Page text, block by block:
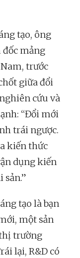
tạo, ông
đốc mảng
trước
giữa đổi
cứu và
“Đổi mới
trái ngược.
kiến thức
dụng kiến
sản.”
tạo là bạn
một sản
trường
lại, R&D có